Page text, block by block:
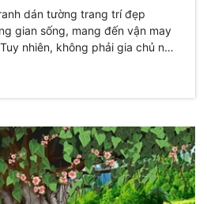
dán tường trang trí đẹp
gian sống, mang đến vận may
nhiên, không phải gia chủ nào
thủy trong nhà.